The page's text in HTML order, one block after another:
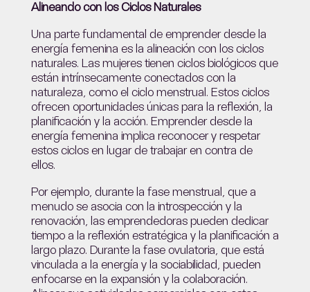
Alineando con los Ciclos Naturales
Una parte fundamental de emprender desde la
energía femenina es la alineación con los ciclos
naturales. Las mujeres tienen ciclos biológicos que
están intrínsecamente conectados con la
naturaleza, como el ciclo menstrual. Estos ciclos
ofrecen oportunidades únicas para la reflexión, la
planificación y la acción. Emprender desde la
energía femenina implica reconocer y respetar
estos ciclos en lugar de trabajar en contra de
ellos.
Por ejemplo, durante la fase menstrual, que a
menudo se asocia con la introspección y la
renovación, las emprendedoras pueden dedicar
tiempo a la reflexión estratégica y la planificación a
largo plazo. Durante la fase ovulatoria, que está
vinculada a la energía y la sociabilidad, pueden
enfocarse en la expansión y la colaboración.